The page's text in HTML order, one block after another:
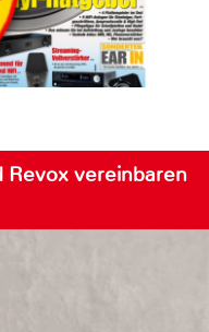
Revox vereinbaren